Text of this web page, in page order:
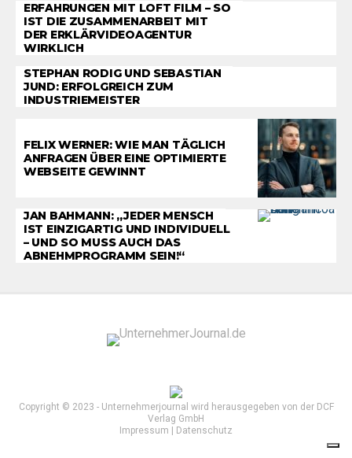
ERFAHRUNGEN MIT LOFT FILM – SO
IST DIE ZUSAMMENARBEIT MIT
DER ERKLÄRVIDEOAGENTUR
WIRKLICH
STEPHAN RODIG UND SEBASTIAN
JUND: ERFOLGREICH ZUM
INDUSTRIEMEISTER
FELIX WERNER: WIE MAN TÄGLICH
ANFRAGEN ÜBER EINE OPTIMIERTE
WEBSEITE GEWINNT
JAN BAHMANN: „JEDER MENSCH
IST EINZIGARTIG UND INDIVIDUELL
– UND SO MUSS AUCH DAS
ABNEHMPROGRAMM SEIN!“
Copyright © 2023 - Unternehmerjournal wird herausgegeben von der DCF
Verlag GmbH
Impressum
Datenschutz